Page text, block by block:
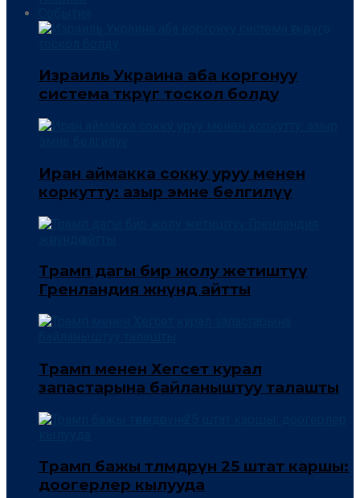
Израиль Украина аба коргонуу
система өткөрүгө тоскол болду
Иран аймакка сокку уруу менен
коркутту: азыр эмне белгилүү
Трамп дагы бир жолу жетиштүү
Гренландия жөнүндө айтты
Трамп менен Хегсет курал
запастарына байланыштуу талашты
Трамп бажы төлөмдөрүнө 25 штат каршы:
доогерлер кылууда